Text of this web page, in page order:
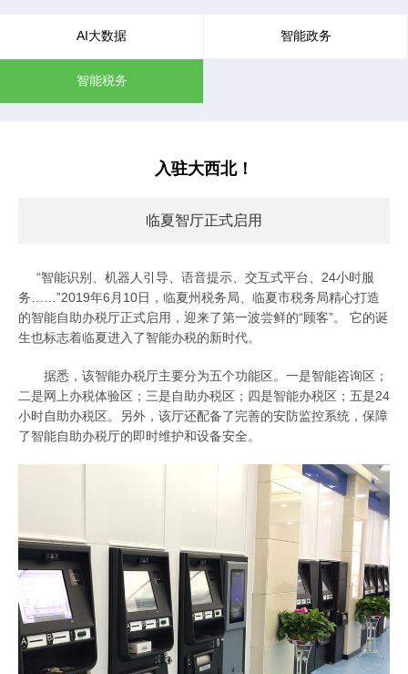
AI大数据 智能政务
智能税务
入驻大西北！
临夏智厅正式启用
“智能识别、机器人引导、语音提示、交互式平台、24小时服
务……”2019年6月10日，临夏州税务局、临夏市税务局精心打造
的智能自助办税厅正式启用，迎来了第一波尝鲜的“顾客”。 它的诞
生也标志着临夏进入了智能办税的新时代。
据悉，该智能办税厅主要分为五个功能区。一是智能咨询区；
二是网上办税体验区；三是自助办税区；四是智能办税区；五是24
小时自助办税区。另外，该厅还配备了完善的安防监控系统，保障
了智能自助办税厅的即时维护和设备安全。